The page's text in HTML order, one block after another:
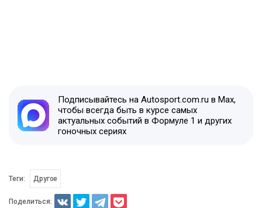
Подписывайтесь на Autosport.com.ru в Max,
чтобы всегда быть в курсе самых
актуальных событий в Формуле 1 и других
гоночных сериях
Теги: Другое
Поделиться: